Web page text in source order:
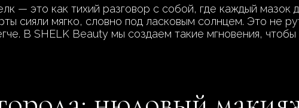
— это как тихий разговор с собой, где каждый мазок
сияли мягко, словно под ласковым солнцем. Это не
В SHELK Beauty мы создаем такие мгновения, чтобы